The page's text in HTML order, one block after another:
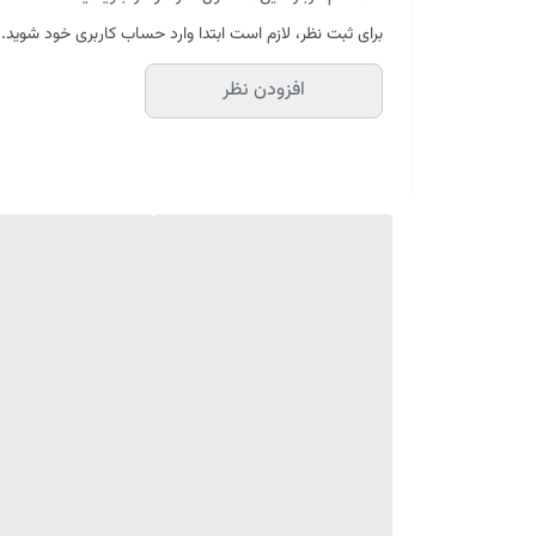
چشم و پوست اطراف آن بسیار حساس هستند به همین خاطر
همچنین این محصول ضدحساسیت می باشد که برای
برای ثبت نظر، لازم است ابتدا وارد حساب کاربری خود شوید.
افزودن نظر